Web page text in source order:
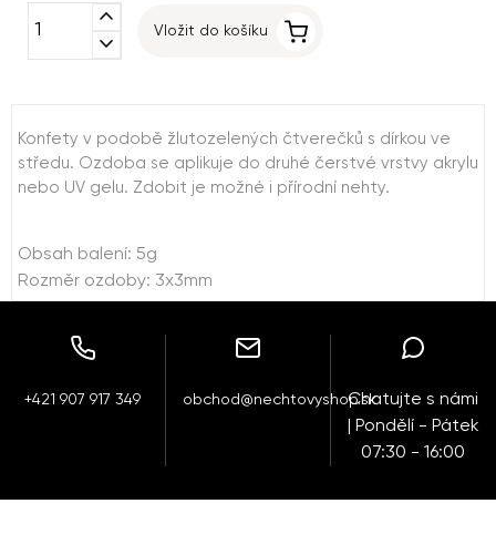
expand_less
expand_more
Vložit do košíku
Konfety v podobě žlutozelených čtverečků s dírkou ve
středu. Ozdoba se aplikuje do druhé čerstvé vrstvy akrylu
nebo UV gelu. Zdobit je možné i přírodní nehty.
Obsah balení: 5g
Rozměr ozdoby: 3x3mm
+421 907 917 349 obchod@nechtovyshop.skChatujte s námi
| Pondělí - Pátek
07:30 - 16:00